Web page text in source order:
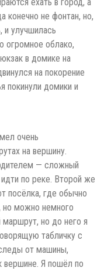
конечно не фонтан, но,
и улучшилась
огромное облако,
в домике на
на покорение
покинули домики и
очень
на вершину.
— сложный
по реке. Второй же
посёлка, где обычно
но можно немного
но до него я
табличку с
от машины,
вершине. Я пошёл по